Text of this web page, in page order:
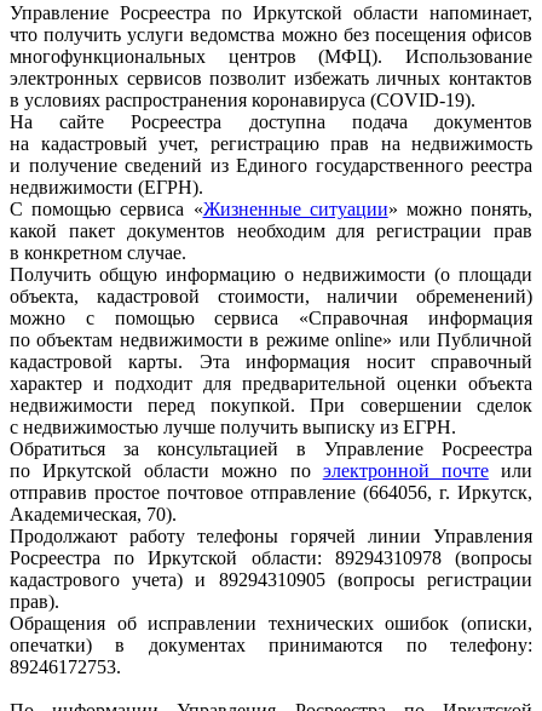
Управление Росреестра по Иркутской области напоминает,
что получить услуги ведомства можно без посещения офисов
многофункциональных центров (МФЦ). Использование
электронных сервисов позволит избежать личных контактов
в условиях распространения коронавируса (COVID-19).
На сайте Росреестра доступна подача документов
на кадастровый учет, регистрацию прав на недвижимость
и получение сведений из Единого государственного реестра
недвижимости (ЕГРН).
С помощью сервиса «Жизненные ситуации» можно понять,
какой пакет документов необходим для регистрации прав
в конкретном случае.
Получить общую информацию о недвижимости (о площади
объекта, кадастровой стоимости, наличии обременений)
можно с помощью сервиса «Справочная информация
по объектам недвижимости в режиме online» или Публичной
кадастровой карты. Эта информация носит справочный
характер и подходит для предварительной оценки объекта
недвижимости перед покупкой. При совершении сделок
с недвижимостью лучше получить выписку из ЕГРН.
Обратиться за консультацией в Управление Росреестра
по Иркутской области можно по электронной почтеили
отправив простое почтовое отправление (664056, г. Иркутск,
Академическая, 70).
Продолжают работу телефоны горячей линии Управления
Росреестра по Иркутской области: 89294310978 (вопросы
кадастрового учета) и 89294310905 (вопросы регистрации
прав).
Обращения об исправлении технических ошибок (описки,
опечатки) в документах принимаются по телефону:
89246172753.